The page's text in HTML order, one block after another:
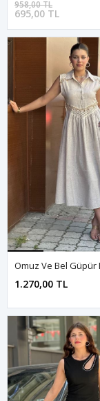
695,00 TL
958,00 TL
1.270,00 TL